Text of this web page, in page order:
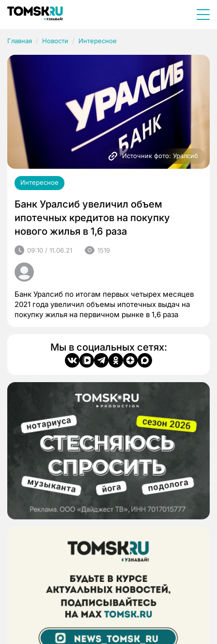
Главная Новости Интересное
Источник фото: Уралсиб
Интересное
Банк Уралсиб увеличил объем
ипотечных кредитов на покупку
нового жилья в 1,6 раза
09:10 / 11.06.21 1519
Банк Уралсиб по итогам первых четырех месяцев
2021 года увеличил объемы ипотечных выдач на
покупку жилья на первичном рынке в 1,6 раза
Мы в социальных сетях: